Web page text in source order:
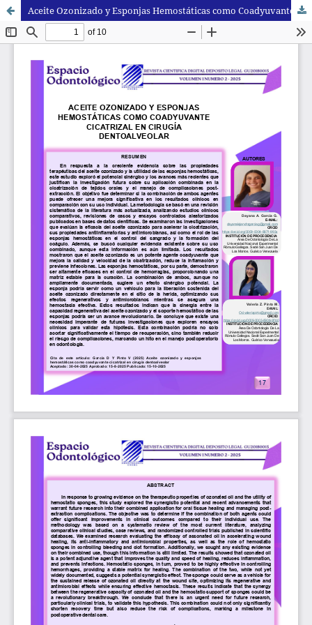
Aceite Ozonizado y Esponjas Hemostáticas como Coadyuvante Cicatrizal en Cirugía Dentoalveolar.